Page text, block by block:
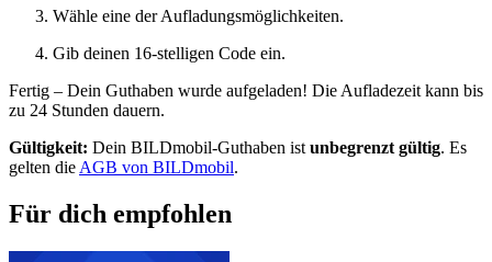
Wähle eine der Aufladungsmöglichkeiten.
Gib deinen 16-stelligen Code ein.
Fertig – Dein Guthaben wurde aufgeladen! Die Aufladezeit kann bis
zu 24 Stunden dauern.
Gültigkeit: Dein BILDmobil-Guthaben ist unbegrenzt gültig. Es
gelten die AGB von BILDmobil.
Für dich empfohlen